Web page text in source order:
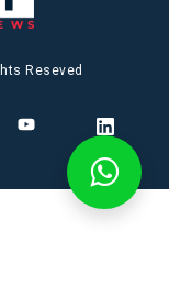
Reseved